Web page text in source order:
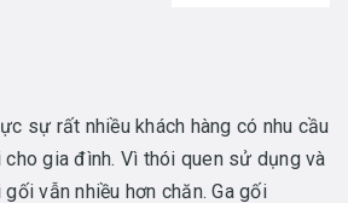
sự rất nhiều khách hàng có nhu cầu
gia đình. Vì thói quen sử dụng và
vẫn nhiều hơn chăn. Ga gối